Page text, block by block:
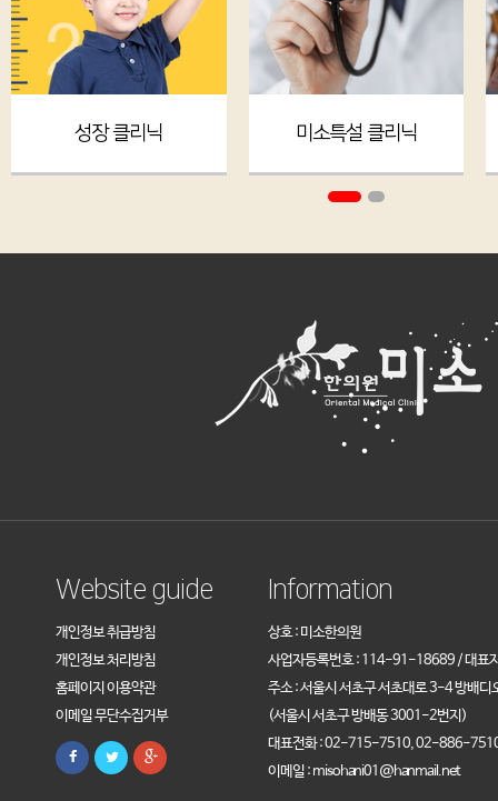
성장 클리닉 미소특설 클리닉
Website guide
개인정보 취급방침
개인정보 처리방침
홈페이지 이용약관
이메일 무단수집거부
Information
상호 : 미소한의원
사업자등록번호 : 114-91-18689 / 대표
주소 : 서울시 서초구 서초대로 3-4 방배
(서울시 서초구 방배동 3001-2번지)
대표전화 : 02-715-7510, 02-886-
이메일 : misohani01@hanmail.net